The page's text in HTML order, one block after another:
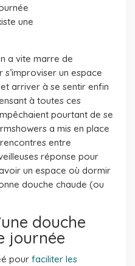
une
a vite marre de
un espace
arriver à se sentir enfin
à toutes ces
pourtant de se
a mis en place
entre
réponse pour
un espace où dormir
douche chaude (ou
douche
journée
pour faciliter les